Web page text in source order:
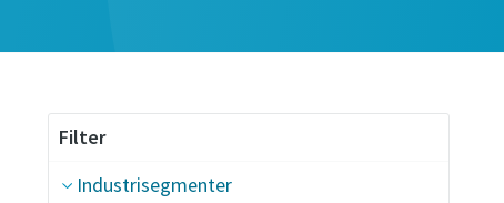
Filter
Industrisegmenter